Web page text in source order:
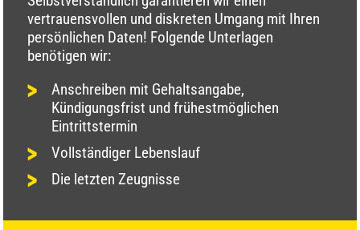
vertrauensvollen und diskreten Umgang mit Ihren
persönlichen Daten! Folgende Unterlagen
benötigen wir:
Anschreiben mit Gehaltsangabe,
Kündigungsfrist und frühestmöglichen
Eintrittstermin
Vollständiger Lebenslauf
Die letzten Zeugnisse